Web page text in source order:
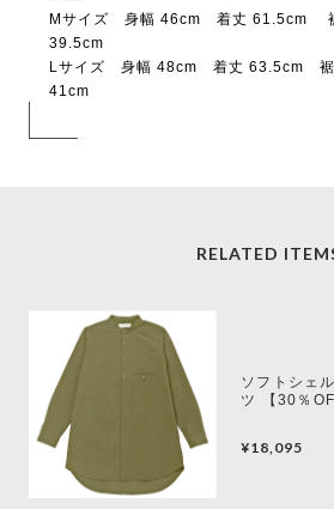
Mサイズ 身幅 46cm 着丈 61.5cm
39.5cm
Lサイズ 身幅 48cm 着丈 63.5cm
41cm
RELATED
ソフトシェ
ツ 【30％
¥18,095